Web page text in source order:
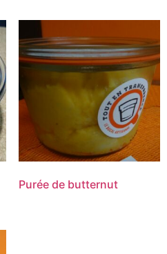
Purée de butternut